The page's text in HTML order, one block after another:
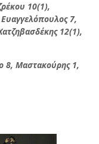
10(1),
7,
12(1),
8, Μαστακούρης 1,